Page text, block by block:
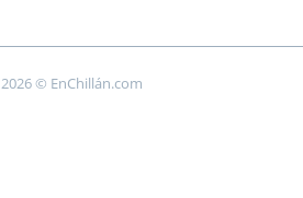
2026 © EnChillán.com